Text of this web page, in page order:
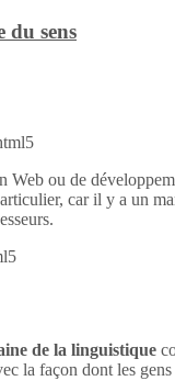
du sens
Web ou de
car il y a un
de la linguistique
la façon dont les